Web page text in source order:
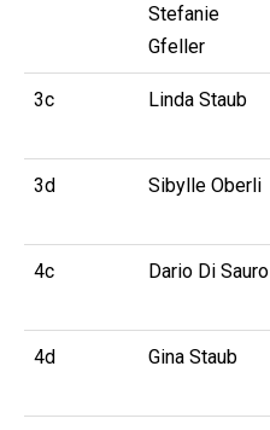
Stefanie
Gfeller
3c Linda Staub
3d Sibylle Oberli
4c Dario Di Sauro
4d Gina Staub